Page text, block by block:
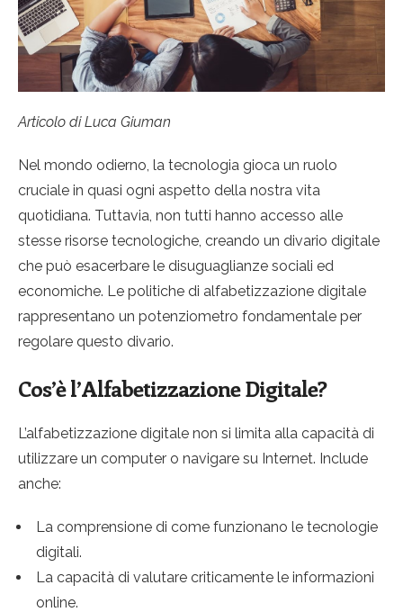
Articolo di Luca Giuman
Nel mondo odierno, la tecnologia gioca un ruolo
cruciale in quasi ogni aspetto della nostra vita
quotidiana. Tuttavia, non tutti hanno accesso alle
stesse risorse tecnologiche, creando un divario digitale
che può esacerbare le disuguaglianze sociali ed
economiche. Le politiche di alfabetizzazione digitale
rappresentano un potenziometro fondamentale per
regolare questo divario.
Cos’è l’Alfabetizzazione Digitale?
L’alfabetizzazione digitale non si limita alla capacità di
utilizzare un computer o navigare su Internet. Include
anche:
La comprensione di come funzionano le tecnologie
digitali.
La capacità di valutare criticamente le informazioni
online.